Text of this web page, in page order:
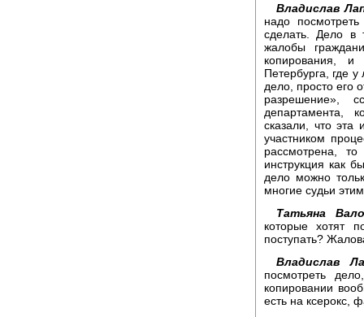
Владислав
надо
сделать. Дело в
жалобы
копирования,
Петербурга, где
дело, просто его
разрешение»,
департамента,
сказали, что эта
участником
рассмотрена,
инструкция как
дело можно
многие судьи
Татьяна
которые хотят
поступать?
Владислав
посмотреть
копировании
есть на ксерокс,